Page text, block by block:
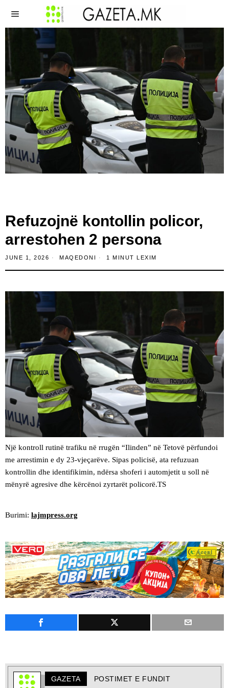
Refuzojnë kontollin policor,
arrestohen 2 persona
JUNE 1, 2026 MAQEDONI 1 MINUT LEXIM
Një kontroll rutinë trafiku në rrugën “Ilinden” në Tetovë përfundoi
me arrestimin e dy 23-vjeçarëve. Sipas policisë, ata refuzuan
kontrollin dhe identifikimin, ndërsa shoferi i automjetit u soll në
mënyrë agresive dhe kërcënoi zyrtarët policorë.TS
Burimi: lajmpress.org
GAZETA POSTIMET E FUNDIT